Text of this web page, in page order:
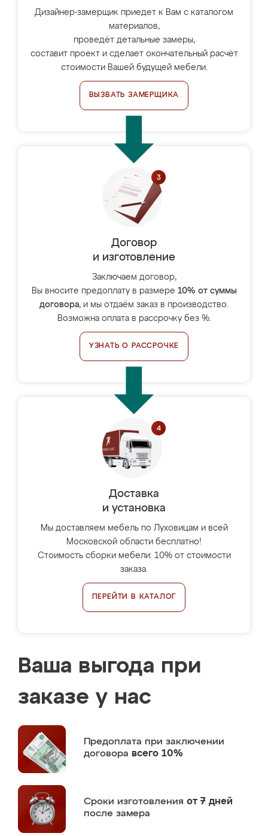
Дизайнер-замерщик приедет к Вам с каталогом
материалов,
проведёт детальные замеры,
составит проект и сделает окончательный расчёт
стоимости Вашей будущей мебели.
ВЫЗВАТЬ ЗАМЕРЩИКА
Договор
и изготовление
Заключаем договор,
Вы вносите предоплату в размере 10% от суммы
договора, и мы отдаём заказ в производство.
Возможна оплата в рассрочку без %.
УЗНАТЬ О РАССРОЧКЕ
Доставка
и установка
Мы доставляем мебель по Луховицам и всей
Московской области бесплатно!
Стоимость сборки мебели: 10% от стоимости
заказа.
ПЕРЕЙТИ В КАТАЛОГ
Ваша выгода при
заказе у нас
Предоплата при заключении
договора всего 10%
Сроки изготовления от 7 дней
после замера